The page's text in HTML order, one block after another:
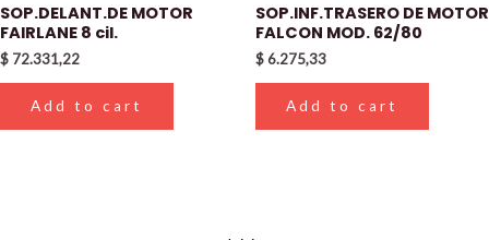
SOP.DELANT.DE MOTOR
FAIRLANE 8 cil.
$ 72.331,22
Add to cart
SOP.INF.TRASERO DE MOTOR
FALCON MOD. 62/80
$6.275,33
Add to cart